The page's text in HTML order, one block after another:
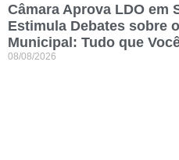
Câmara Aprova LDO em
Estimula Debates sobre
Municipal: Tudo que
08/08/2026